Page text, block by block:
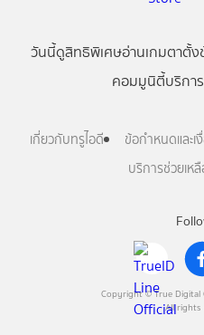
Copyright © True Digital
All rights
วันนี้ดูสิทธิพิเศษอ่านเกมตาตั้ง
คอมมูนิตี้บริกา
เกี่ยวกับทรูไอดี ข้อกำหนดและเ
บริการช่วยเห